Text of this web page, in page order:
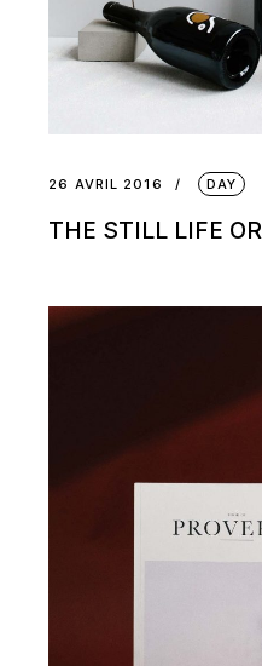
26 AVRIL 2016 DAY
THE STILL LIFE